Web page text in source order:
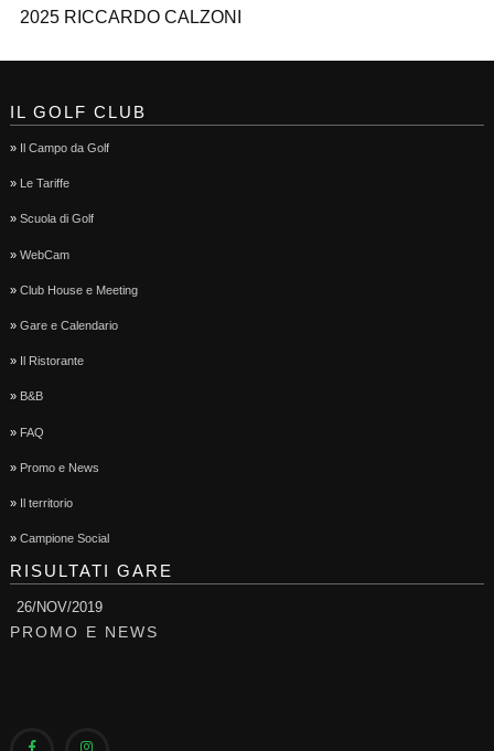
2025 RICCARDO CALZONI
IL GOLF CLUB
» Il Campo da Golf
» Le Tariffe
» Scuola di Golf
» WebCam
» Club House e Meeting
» Gare e Calendario
» Il Ristorante
» B&B
» FAQ
» Promo e News
» Il territorio
» Campione Social
RISULTATI GARE
26/NOV/2019
PROMO E NEWS